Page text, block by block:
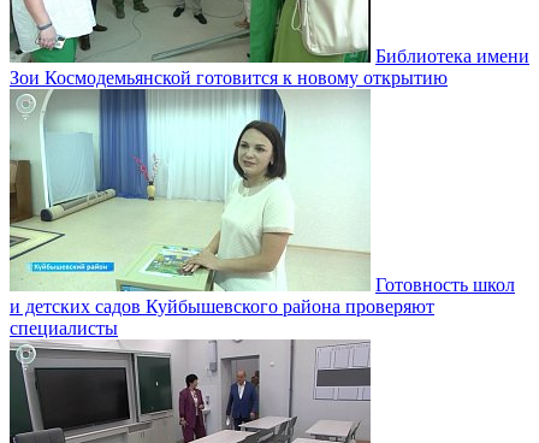
Библиотека имени
Зои Космодемьянской готовится к новому открытию
Готовность школ
и детских садов Куйбышевского района проверяют
специалисты